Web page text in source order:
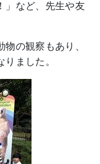
」など、先生や友
の観察もあり、
ました。